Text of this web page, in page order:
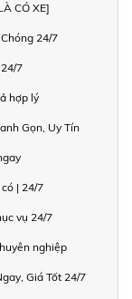
CÓ XE]
24/7
7
hợp lý
Gọn, Uy Tín
| 24/7
vụ 24/7
nghiệp
Giá Tốt 24/7